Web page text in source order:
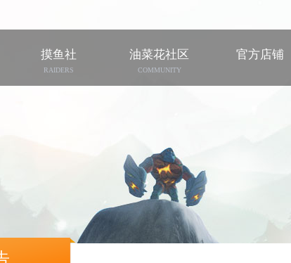
摸鱼社
RAIDERS
油菜花社区
COMMUNITY
官方店铺